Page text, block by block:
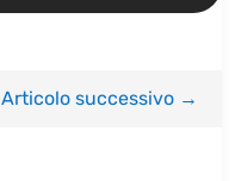
Articolo successivo→